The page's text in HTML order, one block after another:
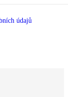
údajů